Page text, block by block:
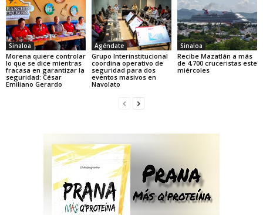
Sinaloa
Morena quiere controlar
lo que se dice mientras
fracasa en garantizar la
seguridad: César
Emiliano Gerardo
Agéndate
Grupo Interinstitucional
coordina operativo de
seguridad para dos
eventos masivos en
Navolato
Sinaloa
Recibe Mazatlán a más
de 4,700 cruceristas este
miércoles